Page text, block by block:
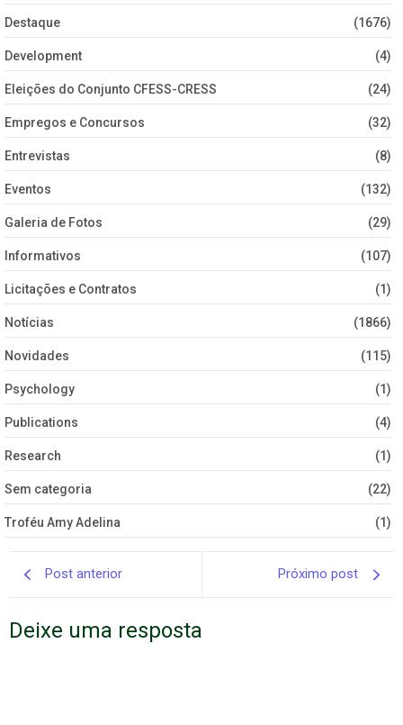
Destaque (1676)
Development (4)
Eleições do Conjunto CFESS-CRESS (24)
Empregos e Concursos (32)
Entrevistas (8)
Eventos (132)
Galeria de Fotos (29)
Informativos (107)
Licitações e Contratos (1)
Notícias (1866)
Novidades (115)
Psychology (1)
Publications (4)
Research (1)
Sem categoria (22)
Troféu Amy Adelina (1)
Post anterior Próximo post
Deixe uma resposta